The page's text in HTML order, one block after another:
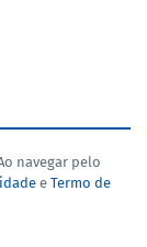
navegar pelo
e Termo de